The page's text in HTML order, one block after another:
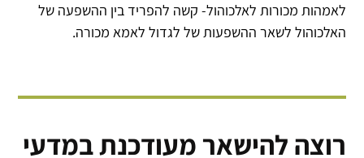
לאמהות מכורות לאלכוהול- קשה להפריד בין ההשפעה של
האלכוהול לשאר ההשפעות של לגדול לאמא מכורה.
רוצה להישאר מעודכנת במדעי